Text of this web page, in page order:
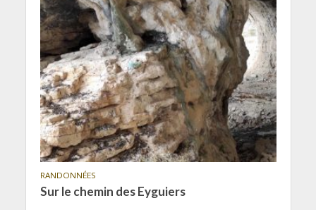
RANDONNÉES
Sur le chemin des Eyguiers